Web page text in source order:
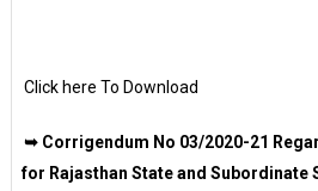
Click here To Download
➥ Corrigendum No 03/2020-21
for Rajasthan State and Subordinate